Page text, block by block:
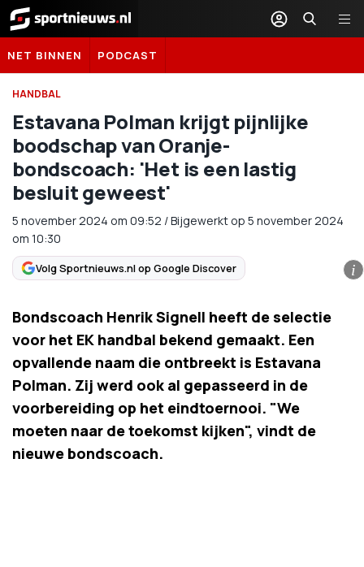
Sportnieuws.nl
NET BINNEN PODCAST
HANDBAL
Estavana Polman krijgt pijnlijke
boodschap van Oranje-
bondscoach: 'Het is een lastig
besluit geweest'
5 november 2024 om 09:52 /Bijgewerkt op 5 november 2024
om 10:30
Volg Sportnieuws.nl op Google Discover i
Bondscoach Henrik Signell heeft de selectie
voor het EK handbal bekend gemaakt. Een
opvallende naam die ontbreekt is Estavana
Polman. Zij werd ook al gepasseerd in de
voorbereiding op het eindtoernooi. "We
moeten naar de toekomst kijken", vindt de
nieuwe bondscoach.